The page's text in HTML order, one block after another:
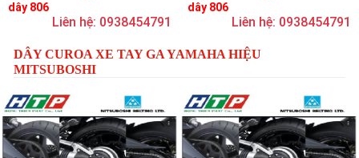
dây 806
Liên hệ: 0938454791
dây 806
Liên hệ: 0938454791
DÂY CUROA XE TAY GA YAMAHA HIỆU
MITSUBOSHI